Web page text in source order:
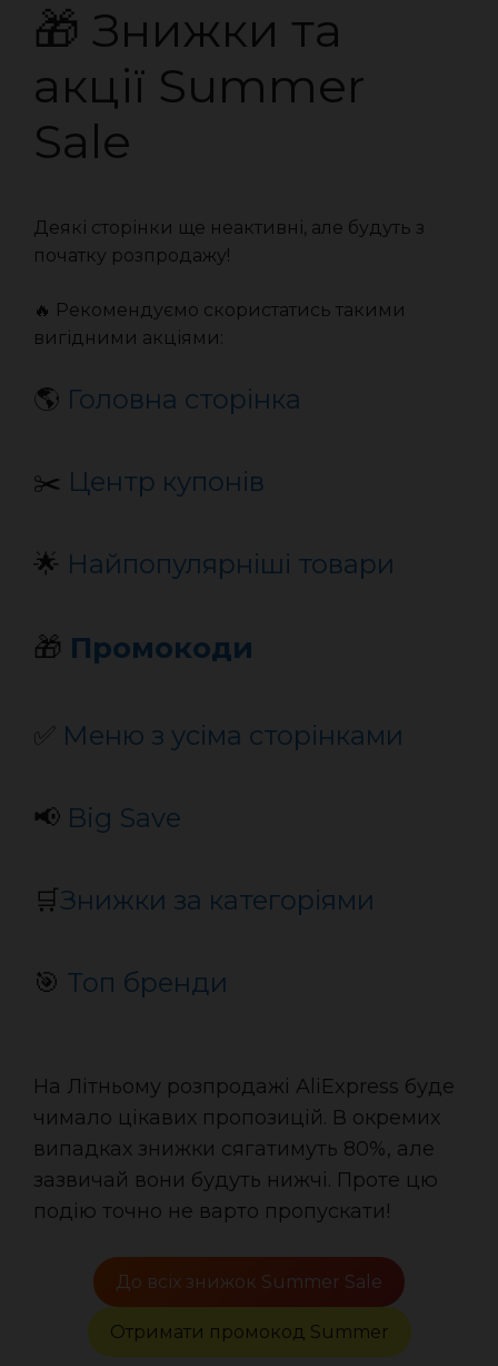
🎁 Знижки та
акції Summer
Sale
Деякі сторінки ще неактивні, але будуть з
початку розпродажу!
🔥 Рекомендуємо скористатись такими
вигідними акціями:
🌎 Головна сторінка
✂️ Центр купонів
🌟 Найпопулярніші товари
🎁 Промокоди
✅ Меню з усіма сторінками
📢 Big Save
🛒Знижки за категоріями
🎯 Топ бренди
На Літньому розпродажі AliExpress буде
чимало цікавих пропозицій. В окремих
випадках знижки сягатимуть 80%, але
зазвичай вони будуть нижчі. Проте цю
подію точно не варто пропускати!
До всіх знижок Summer Sale
Отримати промокод Summer